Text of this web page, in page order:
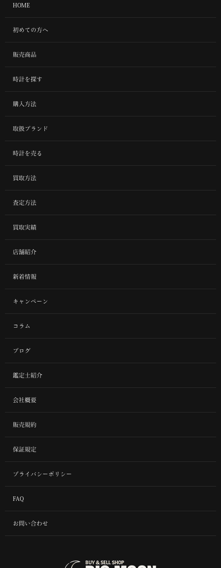
HOME
初めての方へ
販売商品
時計を探す
購入方法
取扱ブランド
時計を売る
買取方法
査定方法
買取実績
店舗紹介
新着情報
キャンペーン
コラム
ブログ
鑑定士紹介
会社概要
販売規約
保証規定
プライバシーポリシー
FAQ
お問い合わせ